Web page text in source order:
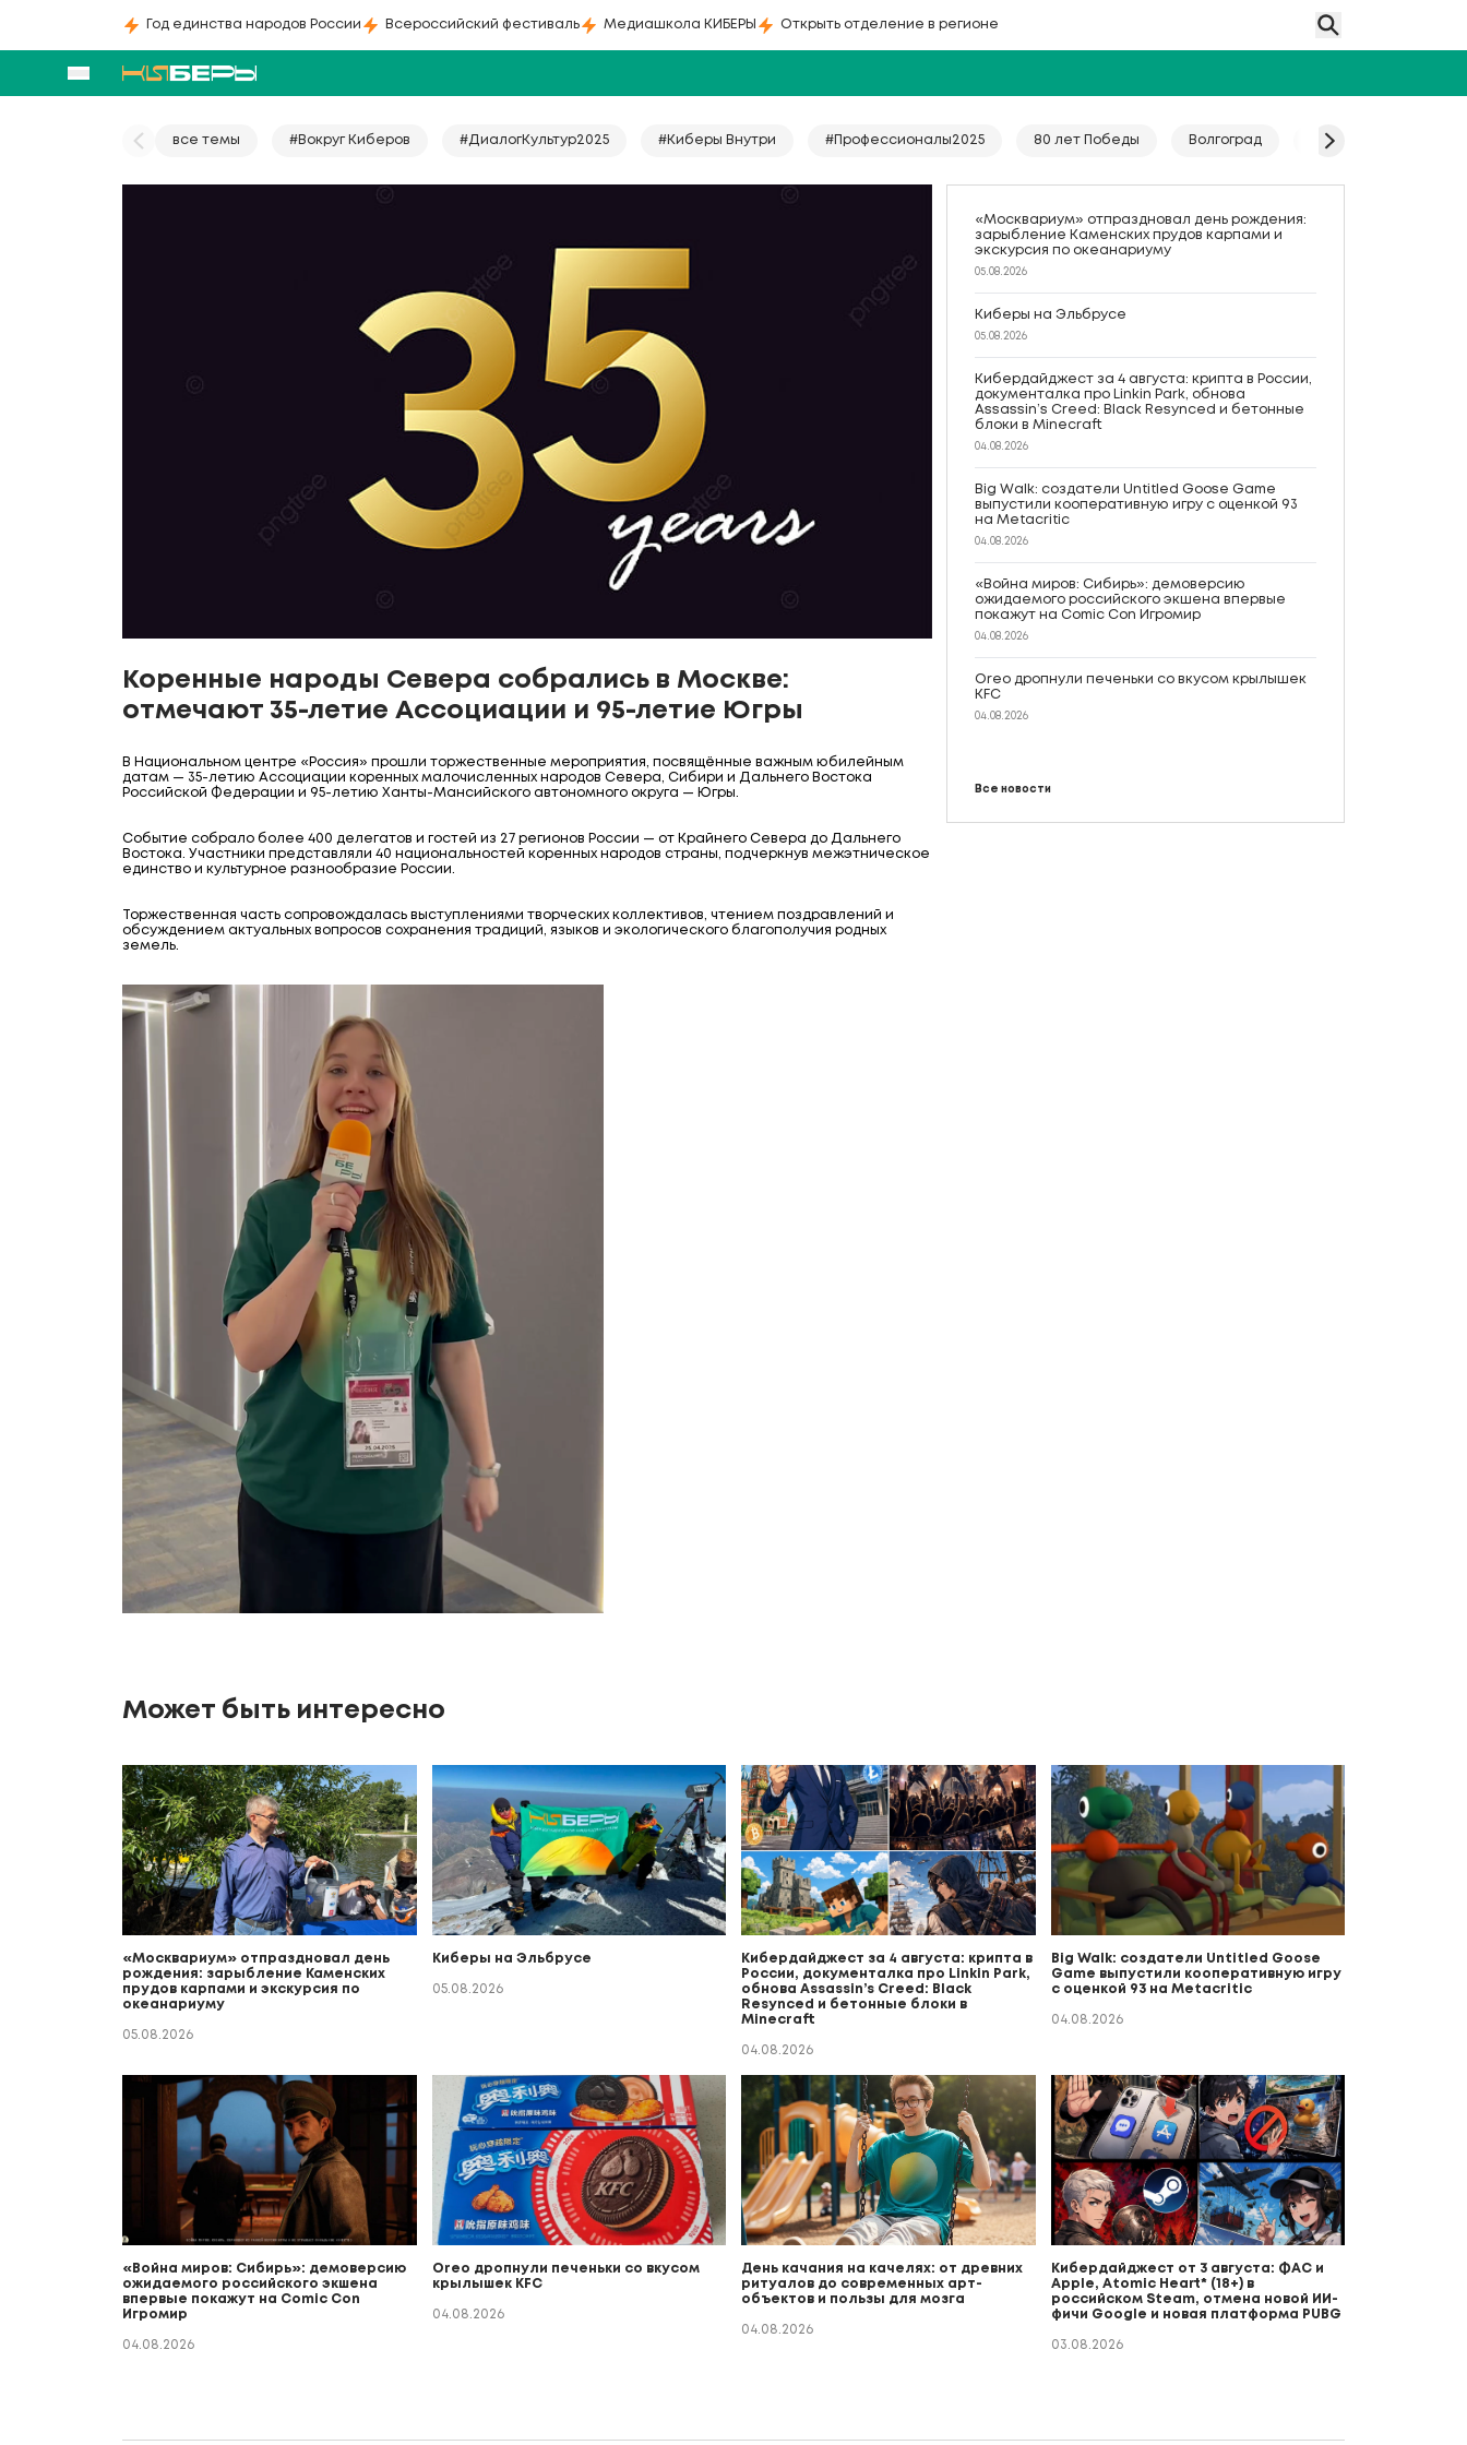
Год единства народов России Всероссийский фестиваль Медиашкола КИБЕРЫ Открыть отделение в регионе
все темы #Вокруг Киберов #ДиалогКультур2025 #Киберы Внутри #Профессионалы2025 80 лет Победы Волгоград Гайд
Коренные народы Севера собрались в Москве:
отмечают 35-летие Ассоциации и 95-летие Югры
В Национальном центре «Россия» прошли торжественные мероприятия, посвящённые важным юбилейным
датам — 35-летию Ассоциации коренных малочисленных народов Севера, Сибири и Дальнего Востока
Российской Федерации и 95-летию Ханты-Мансийского автономного округа — Югры.
Событие собрало более 400 делегатов и гостей из 27 регионов России — от Крайнего Севера до Дальнего
Востока. Участники представляли 40 национальностей коренных народов страны, подчеркнув межэтническое
единство и культурное разнообразие России.
Торжественная часть сопровождалась выступлениями творческих коллективов, чтением поздравлений и
обсуждением актуальных вопросов сохранения традиций, языков и экологического благополучия родных
земель.
Может быть интересно
«Москвариум» отпраздновал день
рождения: зарыбление Каменских
прудов карпами и экскурсия по
океанариуму
05.08.2026
Киберы на Эльбрусе
05.08.2026
Кибердайджест за 4 августа: крипта в
России, документалка про Linkin Park,
обнова Assassin’s Creed: Black
Resynced и бетонные блоки в
Minecraft
04.08.2026
Big Walk: создатели Untitled Goose
Game выпустили кооперативную игру
с оценкой 93 на Metacritic
04.08.2026
«Война миров: Сибирь»: демоверсию
ожидаемого российского экшена
впервые покажут на Comic Con
Игромир
04.08.2026
Oreo дропнули печеньки со вкусом
крылышек KFC
04.08.2026
День качания на качелях: от древних
ритуалов до современных арт-
объектов и пользы для мозга
04.08.2026
Кибердайджест от 3 августа: ФАС и
Apple, Atomic Heart* (18+) в
российском Steam, отмена новой ИИ-
фичи Google и новая платформа PUBG
03.08.2026
«Москвариум» отпраздновал день рождения:
зарыбление Каменских прудов карпами и
экскурсия по океанариуму
05.08.2026
Киберы на Эльбрусе
05.08.2026
Кибердайджест за 4 августа: крипта в России,
документалка про Linkin Park, обнова
Assassin’s Creed: Black Resynced и бетонные
блоки в Minecraft
04.08.2026
Big Walk: создатели Untitled Goose Game
выпустили кооперативную игру с оценкой 93
на Metacritic
04.08.2026
«Война миров: Сибирь»: демоверсию
ожидаемого российского экшена впервые
покажут на Comic Con Игромир
04.08.2026
Oreo дропнули печеньки со вкусом крылышек
KFC
04.08.2026
Все новости